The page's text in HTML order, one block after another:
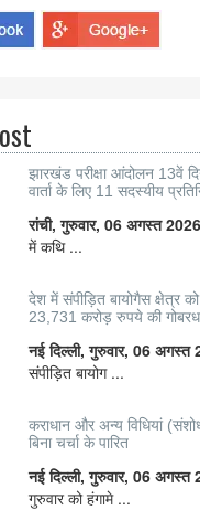
झारखंड परीक्षा आंदोलन 13वें
वार्ता के लिए 11 सदस्यीय
रांची, गुरुवार, 06 अगस्त
में कथि ...
देश में संपीड़ित बायोगैस क्षेत्र
23,731 करोड़ रुपये की
नई दिल्ली, गुरुवार, 06 अगस्त
संपीड़ित बायोग ...
कराधान और अन्य विधियां
बिना चर्चा के पारित
नई दिल्ली, गुरुवार, 06 अगस्त
गुरुवार को हंगामे ...